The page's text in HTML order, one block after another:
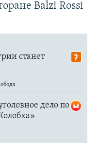
Balzi Rossi